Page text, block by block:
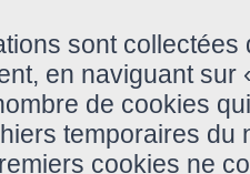
sont
en naviguant
de cookies
temporaires du
cookies ne